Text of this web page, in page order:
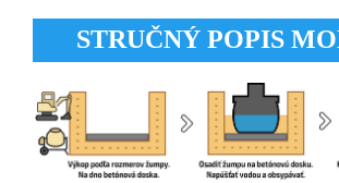
STRUČNÝ POPIS